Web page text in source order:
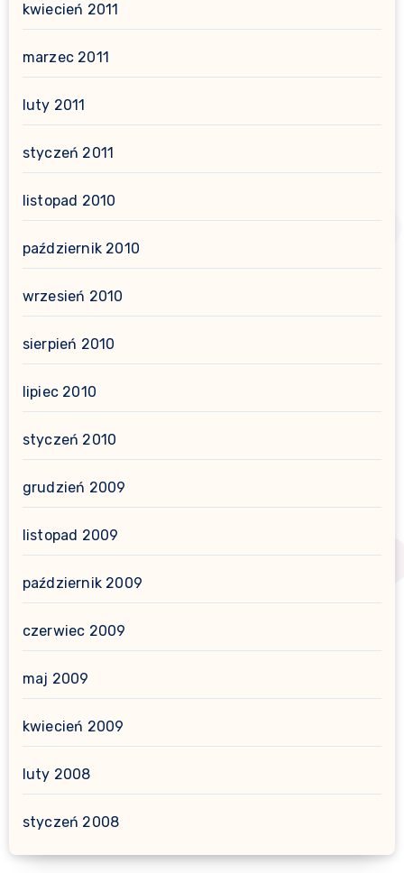
kwiecień 2011
marzec 2011
luty 2011
styczeń 2011
listopad 2010
październik 2010
wrzesień 2010
sierpień 2010
lipiec 2010
styczeń 2010
grudzień 2009
listopad 2009
październik 2009
czerwiec 2009
maj 2009
kwiecień 2009
luty 2008
styczeń 2008